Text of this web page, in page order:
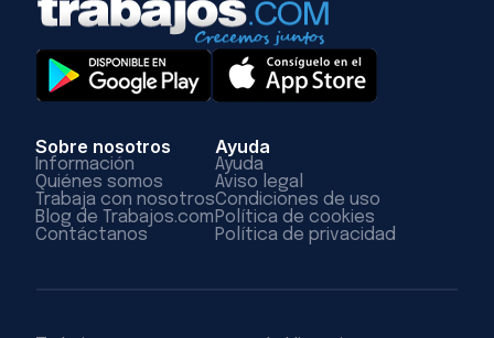
Sobre nosotros
Información
Quiénes somos
Trabaja con nosotros
Blog de Trabajos.com
Contáctanos
Ayuda
Ayuda
Aviso legal
Condiciones de uso
Política de cookies
Política de privacidad